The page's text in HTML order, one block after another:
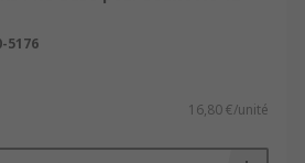
5176
16,80 €/unité